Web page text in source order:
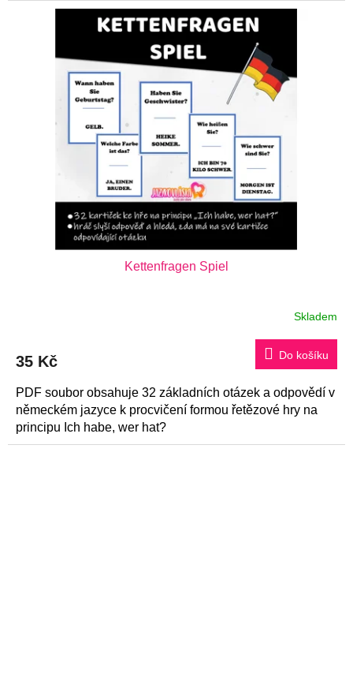
Kettenfragen Spiel
je
5,0
5
hvězdiček.
Skladem
35 Kč Do košíku
PDF soubor obsahuje 32 základních otázek a odpovědí v
německém jazyce k procvičení formou řetězové hry na
principu Ich habe, wer hat?